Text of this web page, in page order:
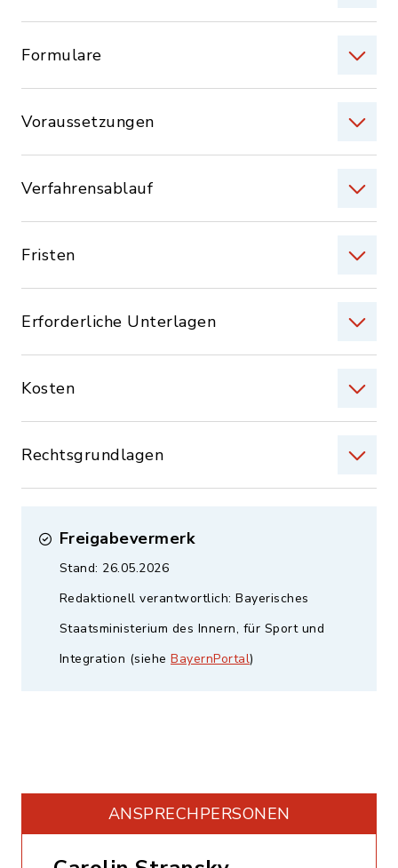
Formulare
Voraussetzungen
Verfahrensablauf
Fristen
Erforderliche Unterlagen
Kosten
Rechtsgrundlagen
Freigabevermerk
Stand: 26.05.2026
Redaktionell verantwortlich: Bayerisches
Staatsministerium des Innern, für Sport und
Integration (siehe BayernPortal)
ANSPRECHPERSONEN